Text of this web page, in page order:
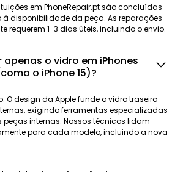
em PhoneRepair.pt são concluídas
à disponibilidade da peça. As reparações
requerem 1-3 dias úteis, incluindo o envio.
o vidro em iPhones
o iPhone 15)?
O design da Apple funde o vidro traseiro
exigindo ferramentas especializadas
internas. Nossos técnicos lidam
para cada modelo, incluindo a nova